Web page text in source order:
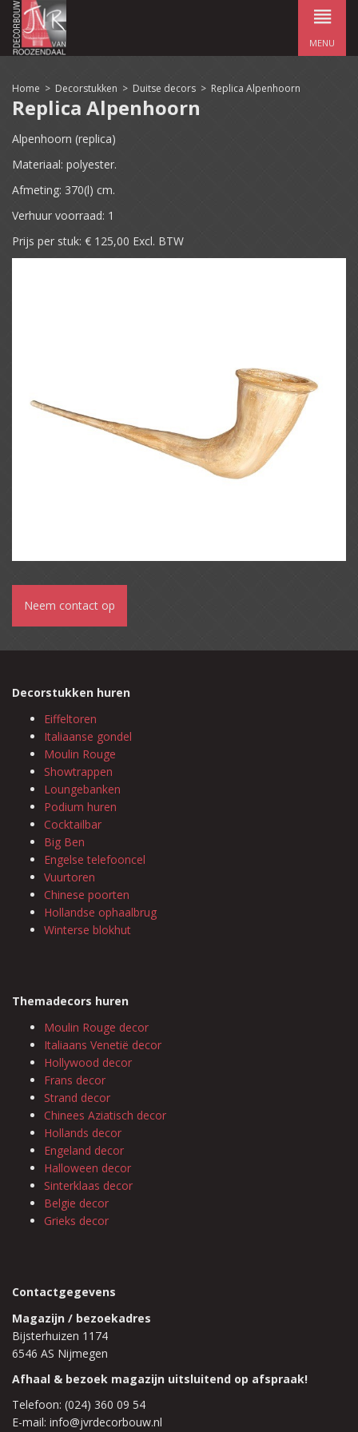
MENU
Home > Decorstukken > Duitse decors > Replica Alpenhoorn
Replica Alpenhoorn
Alpenhoorn (replica)
Materiaal: polyester.
Afmeting: 370(l) cm.
Verhuur voorraad: 1
Prijs per stuk: € 125,00 Excl. BTW
Neem contact op
Decorstukken huren
Eiffeltoren
Italiaanse gondel
Moulin Rouge
Showtrappen
Loungebanken
Podium huren
Cocktailbar
Big Ben
Engelse telefooncel
Vuurtoren
Chinese poorten
Hollandse ophaalbrug
Winterse blokhut
Themadecors huren
Moulin Rouge decor
Italiaans Venetië decor
Hollywood decor
Frans decor
Strand decor
Chinees Aziatisch decor
Hollands decor
Engeland decor
Halloween decor
Sinterklaas decor
Belgie decor
Grieks decor
Contactgegevens
Magazijn / bezoekadres
Bijsterhuizen 1174
6546 AS Nijmegen
Afhaal & bezoek magazijn uitsluitend op afspraak!
Telefoon: (024) 360 09 54
E-mail: info@jvrdecorbouw.nl